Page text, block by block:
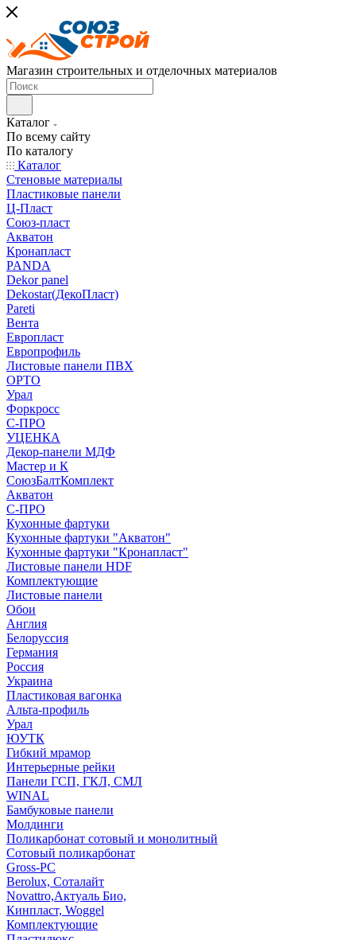
Магазин строительных и отделочных материалов
Каталог
По всему сайту
По каталогу
Каталог
Стеновые материалы
Пластиковые панели
Ц-Пласт
Союз-пласт
Акватон
Кронапласт
PANDA
Dekor panel
Dekostar(ДекоПласт)
Pareti
Вента
Европласт
Европрофиль
Листовые панели ПВХ
ОРТО
Урал
Форкросс
С-ПРО
УЦЕНКА
Декор-панели МДФ
Мастер и К
СоюзБалтКомплект
Акватон
С-ПРО
Кухонные фартуки
Кухонные фартуки "Акватон"
Кухонные фартуки "Кронапласт"
Листовые панели HDF
Комплектующие
Листовые панели
Обои
Англия
Белоруссия
Германия
Россия
Украина
Пластиковая вагонка
Альта-профиль
Урал
ЮУТК
Гибкий мрамор
Интерьерные рейки
Панели ГСП, ГКЛ, СМЛ
WINAL
Бамбуковые панели
Молдинги
Поликарбонат сотовый и монолитный
Сотовый поликарбонат
Gross-PC
Berolux, Соталайт
Novattro,Актуаль Био,
Кинпласт, Woggel
Комплектующие